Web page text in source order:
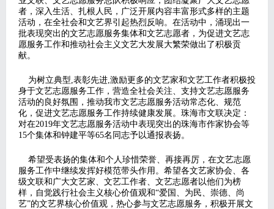
者，深入生活、扎根人民，广泛开展内容丰富形式多样的主题
活动，在全社会和文艺界引起热烈反响。在活动中，涌现出一
批表现突出的文艺志愿服务集体和文艺志愿者，为促进文艺志
愿服务工作和推动社会主义文艺大发展大繁荣做出了积极贡
献。
为树立典型,表彰先进,激励更多的文艺家和文艺工作者积极投
身于文艺志愿服务工作，营造全社会关注、支持文艺志愿服务
活动的良好氛围，推动我市文艺志愿服务活动常态化、规范
化，促进文艺志愿服务工作持续健康发展。珠海市文联决定：
对在2019年文艺志愿服务活动中表现突出的珠海市作家协会等
15个集体和钟建平等65名同志予以通报表扬。
希望受表扬的集体和个人珍惜荣誉、再接再厉，在文艺志愿
服务工作中继续发挥好模范带头作用。希望各文艺家协会、各
级文联和广大文艺家、文艺工作者、文艺志愿者以他们为榜
样，自觉践行社会主义核心价值观和“爱国、为民、崇德、尚
艺”的文艺界核心价值观，热心参与文艺志愿服务，积极开展文